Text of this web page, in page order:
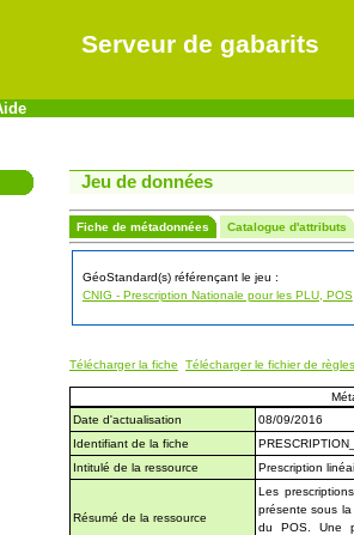
Serveur de gabarits
Jeu de données
Fiche de métadonnées Catalogue d'attributs
GéoStandard(s) référençant le jeu :
CNIG - Prescription Nationale pour les PLU, POS
Télécharger la fiche Télécharger le fichier de règles
Date d'actualisation
08/09/2016
Identifiant de la fiche
Intitulé de la ressource
Prescription
Résumé de la ressource
Les
présente sous
du POS. Une